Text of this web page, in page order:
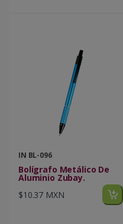
IN BL-096
Bolígrafo Metálico De
Aluminio Zubay.
$10.37 MXN